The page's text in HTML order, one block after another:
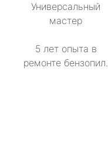
Универсальный
мастер
5 лет опыта в
ремонте бензопил.